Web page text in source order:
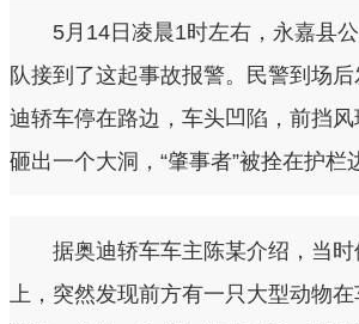
5月14日凌晨1时左右，永嘉县公
队接到了这起事故报警。民警到场
迪轿车停在路边，车头凹陷，前挡
砸出一个大洞，“肇事者”被拴在护栏
据奥迪轿车车主陈某介绍，当时
上，突然发现前方有一只大型动物